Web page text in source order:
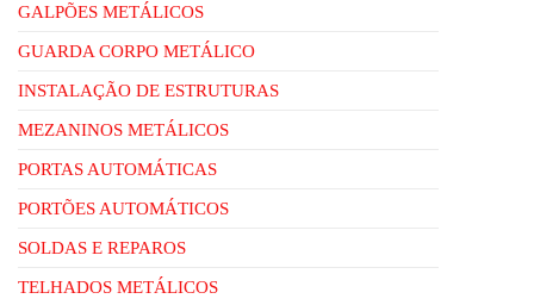
GALPÕES METÁLICOS
GUARDA CORPO METÁLICO
INSTALAÇÃO DE ESTRUTURAS
MEZANINOS METÁLICOS
PORTAS AUTOMÁTICAS
PORTÕES AUTOMÁTICOS
SOLDAS E REPAROS
TELHADOS METÁLICOS